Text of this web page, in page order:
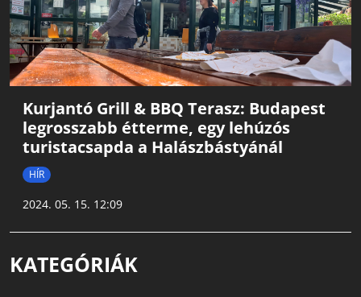
Kurjantó Grill & BBQ Terasz: Budapest
legrosszabb étterme, egy lehúzós
turistacsapda a Halászbástyánál
HÍR
2024. 05. 15. 12:09
KATEGÓRIÁK